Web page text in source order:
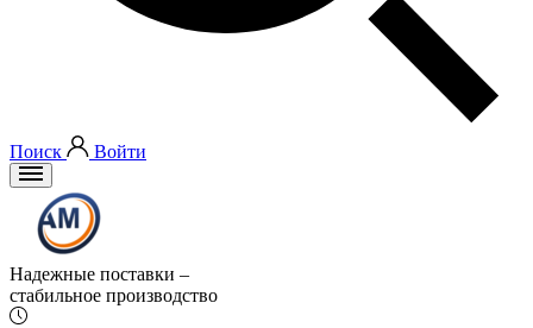
Поиск Войти
Надежные поставки –
стабильное производство